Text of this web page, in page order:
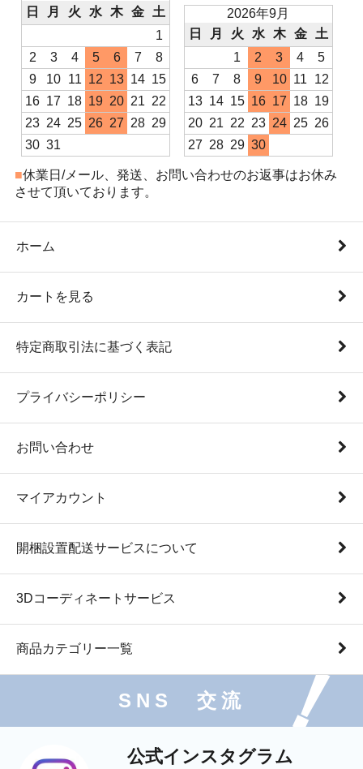
日
月 火 水 木 金
土
1
2
3 4 5 6 7
8
9
10 11 12 13 14 15
16 17 18 19 20 21 22
23 24 25 26 27 28 29
30 31
2026年9月
日
月 火 水 木 金
土
1
2 3 4
5
6
7 8 9 10 11
12
13 14 15 16 17 18 19
20 21 22 23 24 25 26
27 28 29 30
■休業日/メール、発送、お問い合わせのお返事はお休み
させて頂いております。
ホーム
カートを見る
特定商取引法に基づく表記
プライバシーポリシー
お問い合わせ
マイアカウント
開梱設置配送サービスについて
3Dコーディネートサービス
商品カテゴリー一覧
SNS 交流
公式インスタグラム